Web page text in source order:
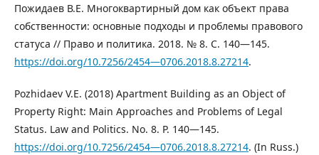
Пожидаев В.Е. Многоквартирный дом как объект права
собственности: основные подходы и проблемы правового
статуса // Право и политика. 2018. № 8. С. 140—145.
https://doi.org/10.7256/2454—0706.2018.8.27214.
Pozhidaev V.E. (2018) Apartment Building as an Object of
Property Right: Main Approaches and Problems of Legal
Status. Law and Politics. No. 8. P. 140—145.
https://doi.org/10.7256/2454—0706.2018.8.27214. (In Russ.)